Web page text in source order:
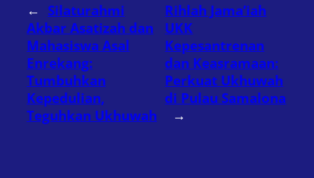
← Silaturahmi
Akbar Asatizah dan
Mahasiswa Asal
Enrekang:
Tumbuhkan
Kepedulian,
Teguhkan Ukhuwah
Rihlah Jama’iah
UKK
Kepesantrenan
dan Keasramaan:
Perkuat Ukhuwah
di Pulau Samalona
→